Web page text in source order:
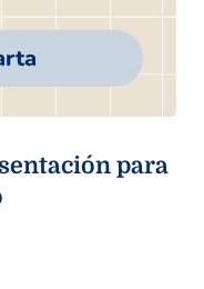
para